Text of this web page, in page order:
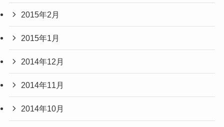
2015年2月
2015年1月
2014年12月
2014年11月
2014年10月